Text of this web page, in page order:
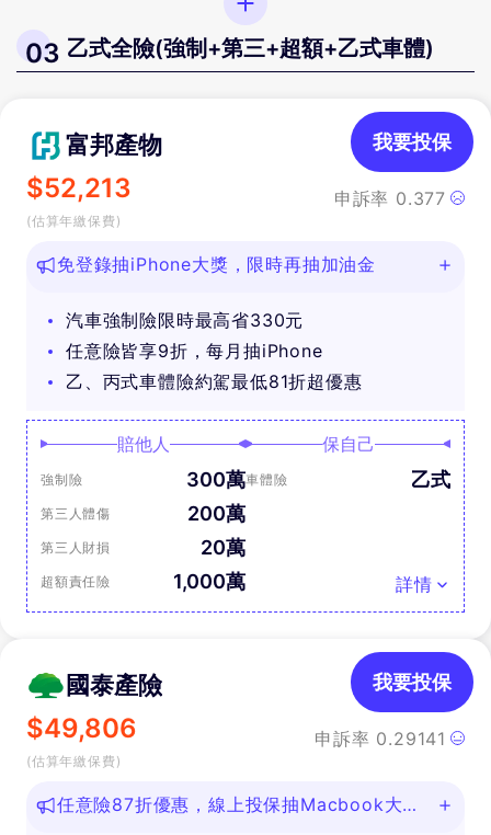
03 乙式全險(強制+第三+超額+乙式車體)
富邦產物
$52,213
(估算年繳保費)
申訴率 0.377
我要投保
免登錄抽iPhone大獎，限時再抽加油金
汽車強制險限時最高省330元
任意險皆享9折，每月抽iPhone
乙、丙式車體險約駕最低81折超優惠
賠他人
強制險 300萬
第三人體傷 200萬
第三人財損 20萬
超額責任險 1,000萬
保自己
車體險 乙式
詳情
國泰產險
$49,806
(估算年繳保費)
申訴率 0.29141
我要投保
任意險87折優惠，線上投保抽Macbook大